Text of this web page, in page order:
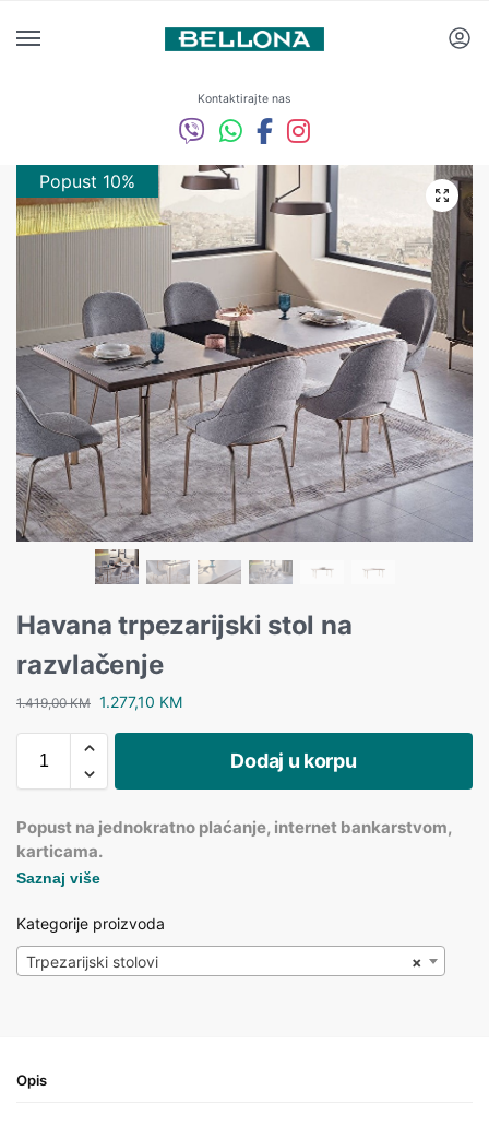
Kontaktirajte nas
Popust 10%
Popust 10%
Havana trpezarijski stol na
razvlačenje
1.419,00KM 1.277,10 KM
Dodaj u korpu
Popust na jednokratno plaćanje, internet bankarstvom,
karticama.
Saznaj više
Kategorije proizvoda
×
Trpezarijski stolovi
Opis